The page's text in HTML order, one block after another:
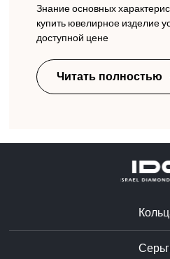
Знание основных
купить ювелирное изделие
доступной цене
Читать полностью